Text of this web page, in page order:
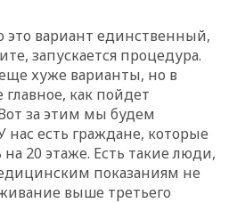
это вариант единственный,
запускается процедура.
хуже варианты, но в
как пойдет
за этим мы будем
нас есть граждане, которые
20 этаже. Есть такие люди,
показаниям не
выше третьего